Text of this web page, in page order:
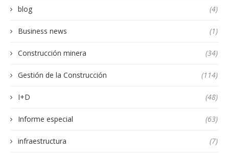
blog (4)
Business news (1)
Construcción minera (34)
Gestión de la Construcción (114)
I+D (48)
Informe especial (63)
infraestructura (7)